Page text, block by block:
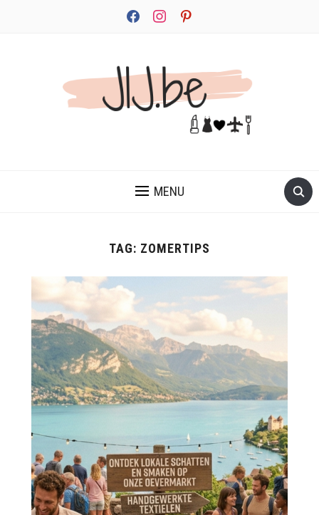
facebookinstagrampinterest
MENU
TAG: ZOMERTIPS